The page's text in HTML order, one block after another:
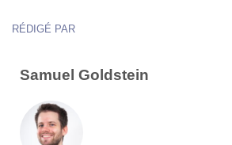
RÉDIGÉ PAR
Samuel Goldstein